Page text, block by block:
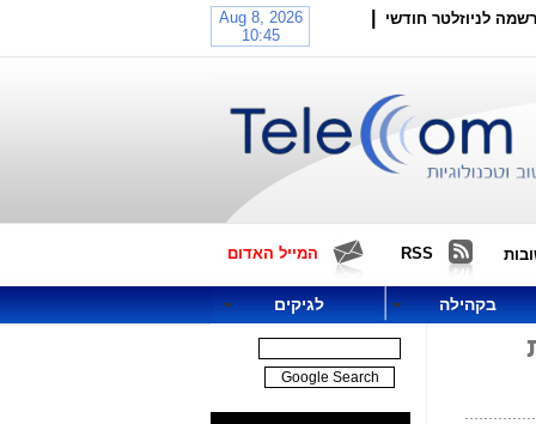
לניוזלטר חודשי
RSS המייל האדום
בקהילה לגיקים